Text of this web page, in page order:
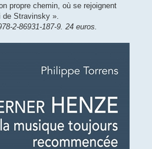
propre chemin, où se rejoignent
de Stravinsky ».
2-86931-187-9. 24 euros.